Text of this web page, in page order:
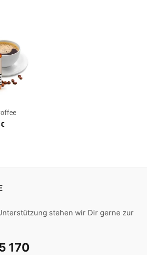
€Aktueller
stehen wir Dir gerne zur
170